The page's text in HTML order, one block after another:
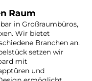
Raum
in Großraumbüros,
Wir bietet
Branchen an.
setzen wir
mit
und